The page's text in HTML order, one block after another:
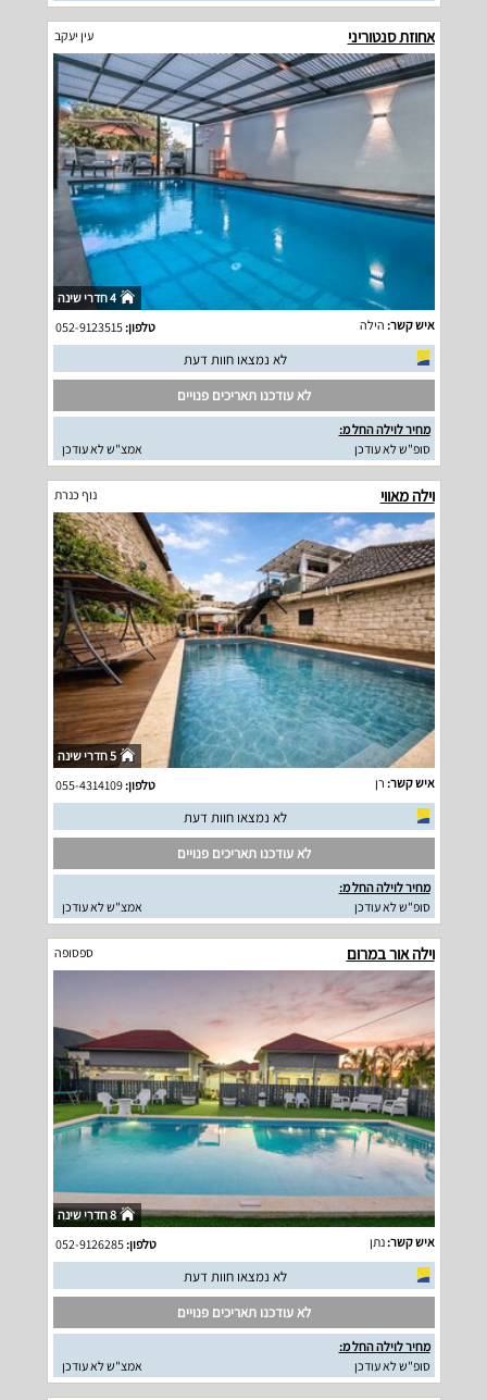
אחוזת סנטוריני עין יעקב
4 חדרי שינה
איש קשר: הילה טלפון:052-9123515
לא נמצאו חוות דעת
לא עודכנו תאריכים פנויים
מחיר לוילה החל מ:
סופ"ש לא עודכן
אמצ"ש לא עודכן
וילה מאווי נוף כנרת
5 חדרי שינה
איש קשר: רן טלפון:055-4314109
לא נמצאו חוות דעת
לא עודכנו תאריכים פנויים
מחיר לוילה החל מ:
סופ"ש לא עודכן
אמצ"ש לא עודכן
וילה אור במרום ספסופה
8 חדרי שינה
איש קשר:נתן טלפון:052-9126285
לא נמצאו חוות דעת
לא עודכנו תאריכים פנויים
מחיר לוילה החל מ:
סופ"ש לא עודכן
אמצ"ש לא עודכן